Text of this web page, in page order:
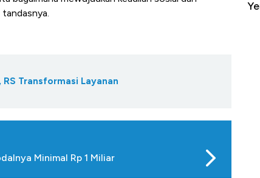
Transformasi Layanan
Minimal Rp 1 Miliar
Yen - Ringgit Kompak Menguat